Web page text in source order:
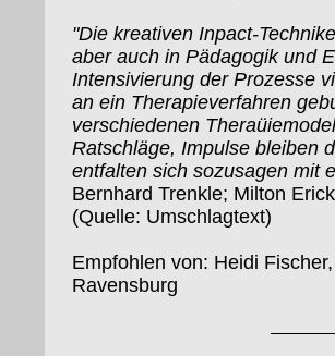
"Die kreativen Inpact-
aber auch in Pädagogik und
Intensivierung der Prozesse
an ein Therapieverfahren
verschiedenen
Ratschläge, Impulse bleiben
entfalten sich sozusagen mit
Bernhard Trenkle; Milton
(Quelle: Umschlagtext)
Empfohlen von: Heidi
Ravensburg